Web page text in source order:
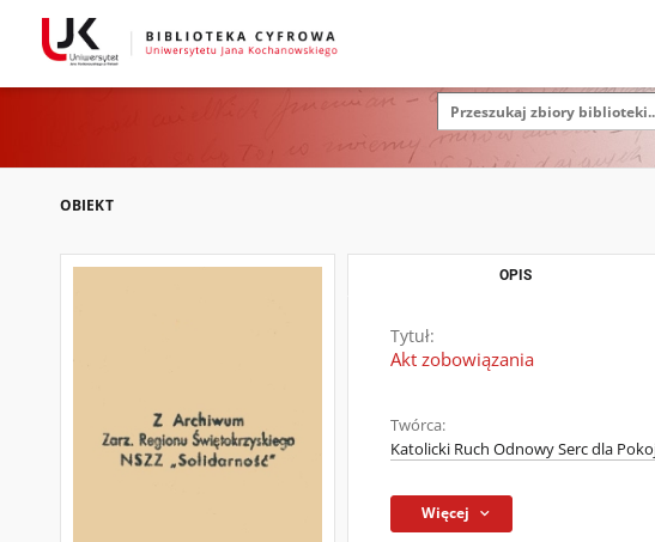
OBIEKT
OPIS
Tytuł:
Akt zobowiązania
Twórca:
Katolicki Ruch Odnowy Serc dla
Więcej